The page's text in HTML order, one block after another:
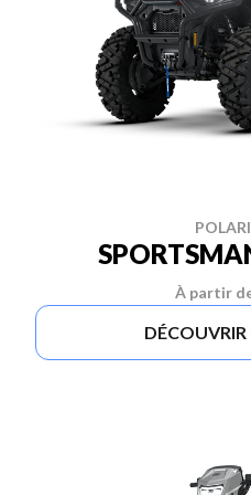
À partir